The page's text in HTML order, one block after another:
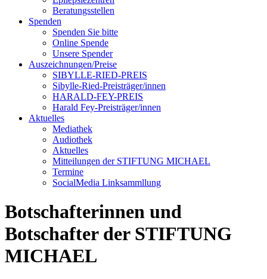
Beratungsstellen
Spenden
Spenden Sie bitte
Online Spende
Unsere Spender
Auszeichnungen/Preise
SIBYLLE-RIED-PREIS
Sibylle-Ried-Preisträger/innen
HARALD-FEY-PREIS
Harald Fey-Preisträger/innen
Aktuelles
Mediathek
Audiothek
Aktuelles
Mitteilungen der STIFTUNG MICHAEL
Termine
SocialMedia Linksammllung
Botschafterinnen und
Botschafter der STIFTUNG
MICHAEL